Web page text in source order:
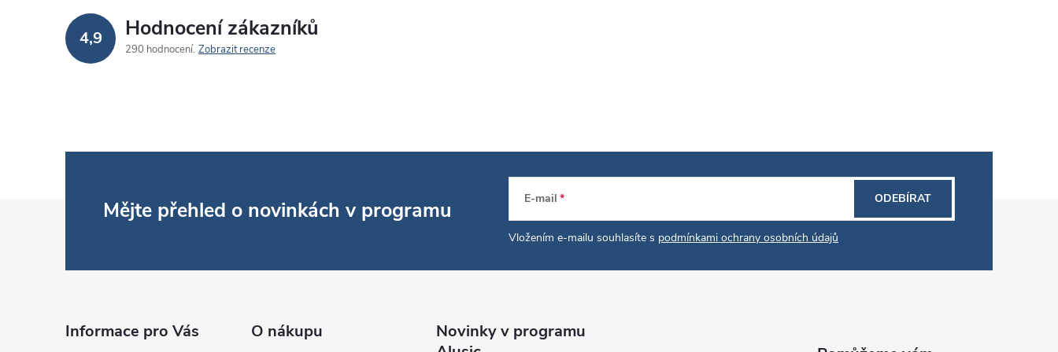
4,9 Hodnocení zákazníků
290 hodnocení Zobrazit recenze
Mějte přehled o novinkách v programu E-mail
Vložením e-mailu souhlasíte s podmínkami ochrany osobních údajů
ODEBÍRAT
Informace pro Vás O nákupu
Novinky v programu